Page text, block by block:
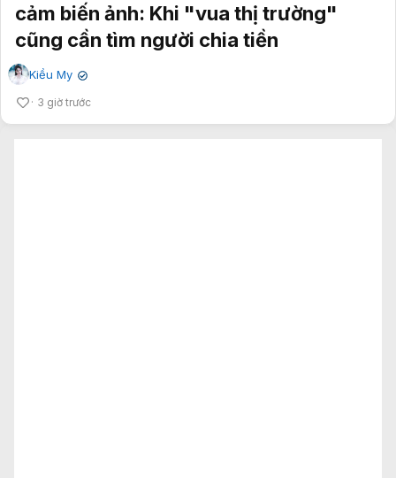
cảm biến ảnh: Khi "vua thị trường"
cũng cần tìm người chia tiền
Kiều My ✔
3 giờ trước